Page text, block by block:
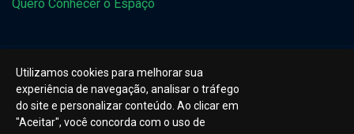
Quero Conhecer o Espaço
©Copyright2026 Elis Salles Todos os Direitos Reservados
Utilizamos cookies para melhorar sua
experiência de navegação, analisar o tráfego
do site e personalizar conteúdo. Ao clicar em
"Aceitar", você concorda com o uso de